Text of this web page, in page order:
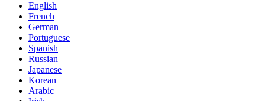
English
French
German
Portuguese
Spanish
Russian
Japanese
Korean
Arabic